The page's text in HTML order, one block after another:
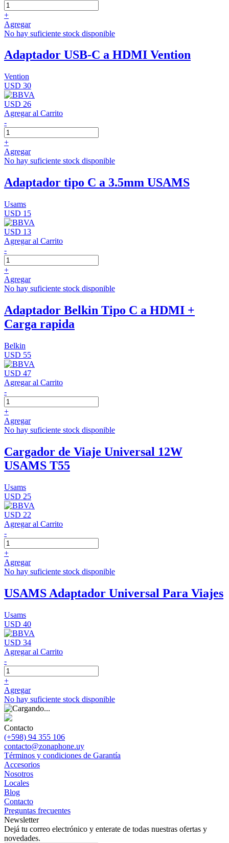
+
Agregar
No hay suficiente stock disponible
Adaptador USB-C a HDMI Vention
Vention
USD 30
USD 26
Agregar al Carrito
-
+
Agregar
No hay suficiente stock disponible
Adaptador tipo C a 3.5mm USAMS
Usams
USD 15
USD 13
Agregar al Carrito
-
+
Agregar
No hay suficiente stock disponible
Adaptador Belkin Tipo C a HDMI +
Carga rapida
Belkin
USD 55
USD 47
Agregar al Carrito
-
+
Agregar
No hay suficiente stock disponible
Cargador de Viaje Universal 12W
USAMS T55
Usams
USD 25
USD 22
Agregar al Carrito
-
+
Agregar
No hay suficiente stock disponible
USAMS Adaptador Universal Para Viajes
Usams
USD 40
USD 34
Agregar al Carrito
-
+
Agregar
No hay suficiente stock disponible
Contacto
(+598) 94 355 106
contacto@zonaphone.uy
Términos y condiciones de Garantía
Accesorios
Nosotros
Locales
Blog
Contacto
Preguntas frecuentes
Newsletter
Dejá tu correo electrónico y enterate de todas nuestras ofertas y
novedades.